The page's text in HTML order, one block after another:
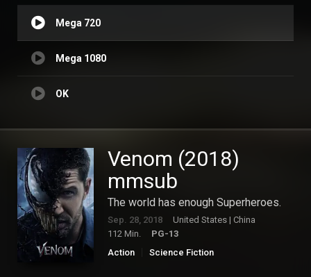
Mega 720
Mega 1080
OK
Venom (2018)
mmsub
The world has enough Superheroes.
Sep. 28, 2018
United States | China
112 Min.
PG-13
Action
Science Fiction